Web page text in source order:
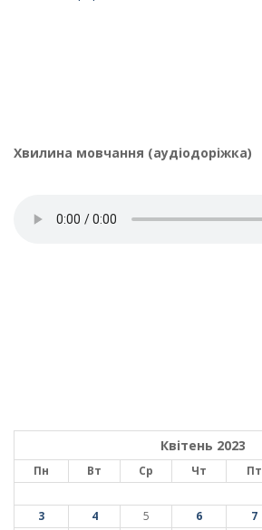
Хвилина мовчання (аудіодоріжка)
Квітень 2023
Пн Вт Ср Чт Пт
3
4 5 6 7